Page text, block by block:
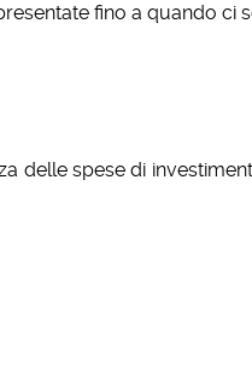
fino a quando ci
delle spese di